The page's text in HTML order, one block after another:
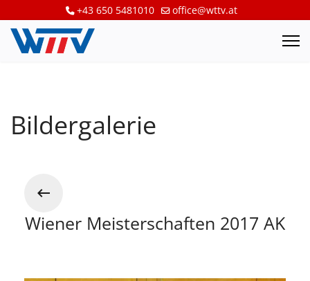
+43 650 5481010 office@wttv.at
Bildergalerie
Wiener Meisterschaften 2017 AK